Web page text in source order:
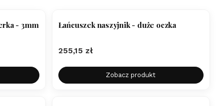
- 3mm Łańcuszek naszyjnik - duże oczka
Cena
255,15 zł
Zobacz produkt